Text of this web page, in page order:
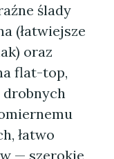
ślady
(łatwiejsze
oraz
flat-top,
drobnych
łatwo
— szerokie